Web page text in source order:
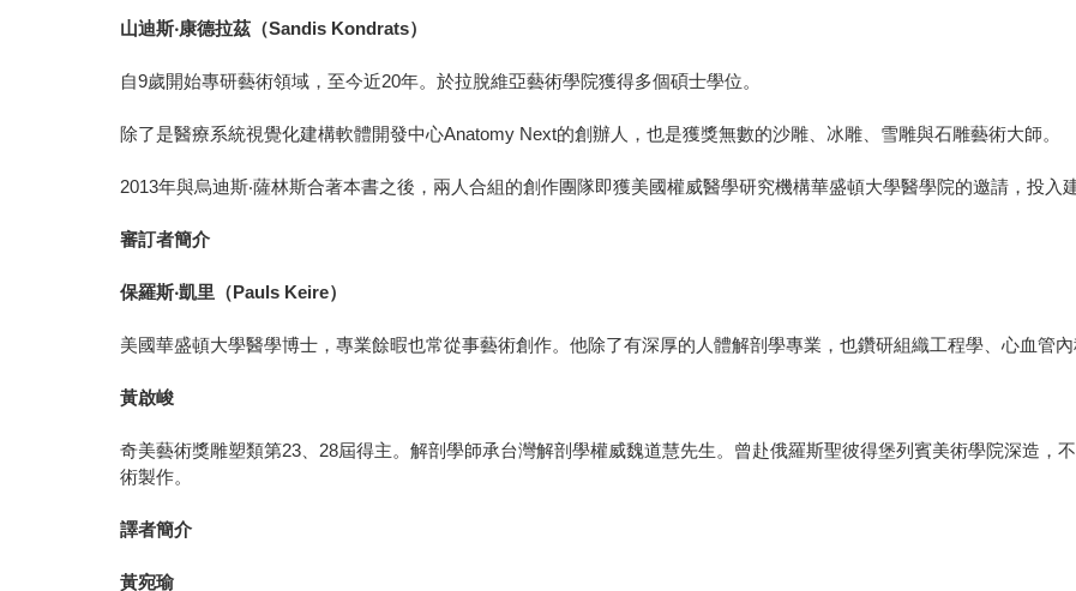
山迪斯‧康德拉茲（Sandis Kondrats）
自9歲開始專研藝術領域，至今近20年。於拉脫維亞藝術學院獲得多個碩士學位。
除了是醫療系統視覺化建構軟體開發中心Anatomy Next的創辦人，也是獲獎無數的沙雕、冰雕、雪雕與石雕藝術大師。
2013年與烏迪斯‧薩林斯合著本書之後，兩人合組的創作團隊即獲美國權威醫學研究機構華盛頓大學醫學院的邀請，投入
審訂者簡介
保羅斯‧凱里（Pauls Keire）
美國華盛頓大學醫學博士，專業餘暇也常從事藝術創作。他除了有深厚的人體解剖學專業，也鑽研組織工程學、心血管
黃啟峻
奇美藝術獎雕塑類第23、28屆得主。解剖學師承台灣解剖學權威魏道慧先生。曾赴俄羅斯聖彼得堡列賓美術學院深造，
術製作。
譯者簡介
黃宛瑜